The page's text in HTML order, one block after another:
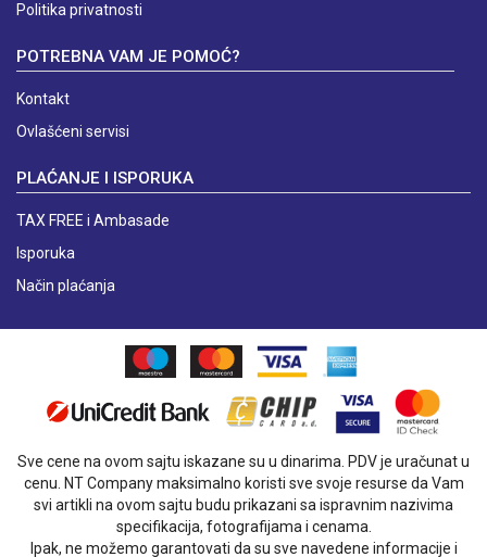
Politika privatnosti
POTREBNA VAM JE POMOĆ?
Kontakt
Ovlašćeni servisi
PLAĆANJE I ISPORUKA
TAX FREE i Ambasade
Isporuka
Način plaćanja
Sve cene na ovom sajtu iskazane su u dinarima. PDV je uračunat u
cenu. NT Company maksimalno koristi sve svoje resurse da Vam
svi artikli na ovom sajtu budu prikazani sa ispravnim nazivima
specifikacija, fotografijama i cenama.
Ipak, ne možemo garantovati da su sve navedene informacije i